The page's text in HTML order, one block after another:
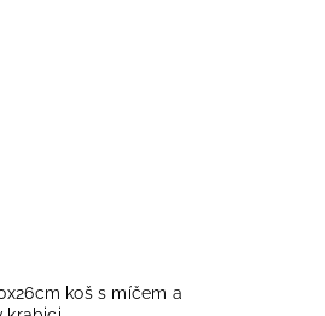
koš s míčem a